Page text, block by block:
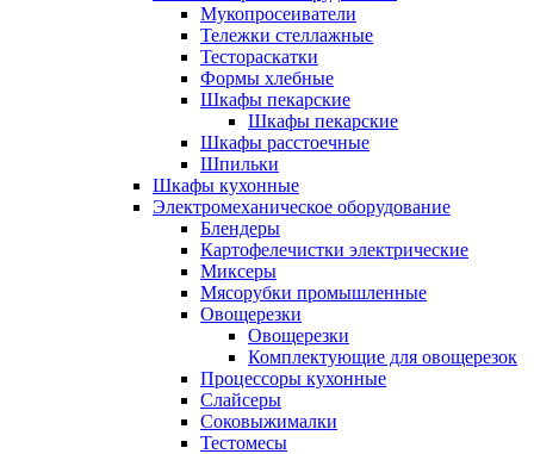
Мукопросеиватели
Тележки стеллажные
Тестораскатки
Формы хлебные
Шкафы пекарские
Шкафы пекарские
Шкафы расстоечные
Шпильки
Шкафы кухонные
Электромеханическое оборудование
Блендеры
Картофелечистки электрические
Миксеры
Мясорубки промышленные
Овощерезки
Овощерезки
Комплектующие для овощерезок
Процессоры кухонные
Слайсеры
Соковыжималки
Тестомесы